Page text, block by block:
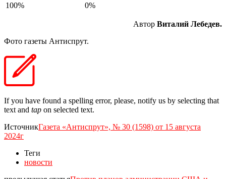
100%
0%
Автор Виталий Лебедев.
Фото газеты Антиспрут.
If you have found a spelling error, please, notify us by selecting that
text and tap on selected text.
ИсточникГазета «Антиспрут», № 30 (1598) от 15 августа
2024г
Теги
новости